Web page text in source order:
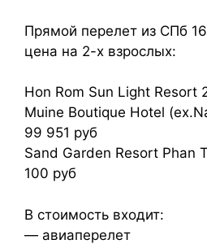
Прямой перелет из СПб
цена на 2-х взрослых:
Hon Rom Sun Light Resort
Muine Boutique Hotel
99 951 руб
Sand Garden Resort Phan
100 руб
В стоимость входит:
— авиаперелет